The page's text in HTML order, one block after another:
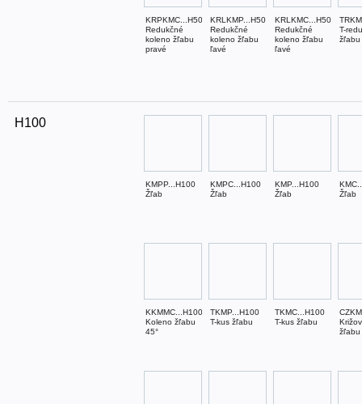
KRPKMC...H50
Redukčné
koleno žľabu
pravé
KRLKMP...H50
Redukčné
koleno žľabu
ľavé
KRLKMC...H50
Redukčné
koleno žľabu
ľavé
T-
žľabu
H100
KMPP...H100
Žľab
KMPC...H100
Žľab
KMP...H100
Žľab
Žľab
KKMMC...H100
Koleno žľabu
45°
TKMP...H100
T-kus žľabu
TKMC...H100
T-kus žľabu
žľabu